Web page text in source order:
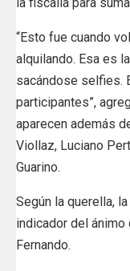
la fiscalía para
“Esto fue cuando
alquilando. Esa es
sacándose selfies.
participantes”,
aparecen además
Viollaz, Luciano
Guarino.
Según la querella,
indicador del
Fernando.